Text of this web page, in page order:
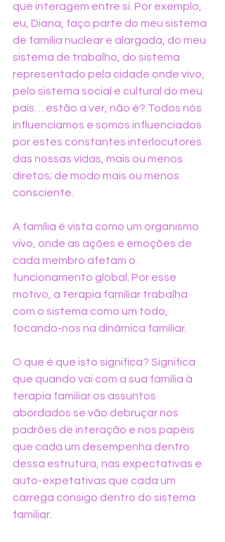
que interagem entre si. Por exemplo,
eu, Diana, faço parte do meu sistema
de família nuclear e alargada, do meu
sistema de trabalho, do sistema
representado pela cidade onde vivo,
pelo sistema social e cultural do meu
país… estão a ver, não é? Todos nós
influenciamos e somos influenciados
por estes constantes interlocutores
das nossas vidas, mais ou menos
diretos; de modo mais ou menos
consciente.
A família é vista como um organismo
vivo, onde as ações e emoções de
cada membro afetam o
funcionamento global. Por esse
motivo, a terapia familiar trabalha
com o sistema como um todo,
focando-nos na dinâmica familiar.
O que é que isto significa? Significa
que quando vai com a sua família à
terapia familiar os assuntos
abordados se vão debruçar nos
padrões de interação e nos papéis
que cada um desempenha dentro
dessa estrutura, nas expectativas e
auto-expetativas que cada um
carrega consigo dentro do sistema
familiar.